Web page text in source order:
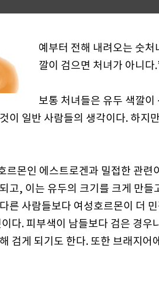
예부터 전해 내려오는 숫처
깔이 검으면 처녀가 아니다
보통 처녀들은 유두 색깔
이 일반 사람들의 생각이다. 하지
르몬인 에스트로겐과 밀접한 관련
고, 이는 유두의 크기를 크게 만
른 사람들보다 여성호르몬이 더
다. 피부색이 남들보다 검은 경우
검게 되기도 한다. 또한 브래지어